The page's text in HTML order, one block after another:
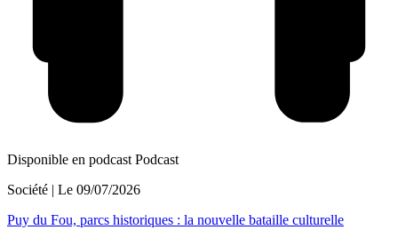
Disponible en podcast Podcast
Société | Le 09/07/2026
Puy du Fou, parcs historiques : la nouvelle bataille culturelle